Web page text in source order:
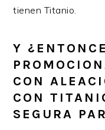
tienen Titanio.
Y
CON
CON
SEGURA